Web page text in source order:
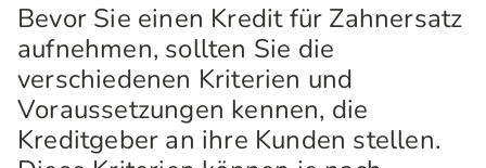
Bevor Sie einen Kredit für Zahnersatz
aufnehmen, sollten Sie die
verschiedenen Kriterien und
Voraussetzungen kennen, die
Kreditgeber an ihre Kunden stellen.